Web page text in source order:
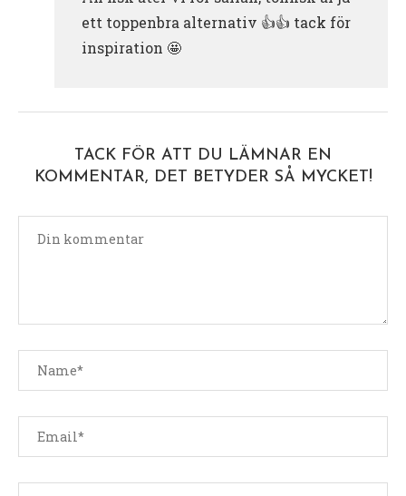
ett toppenbra alternativ 👍👍 tack för
inspiration 🤩
TACK FÖR ATT DU LÄMNAR EN
KOMMENTAR, DET BETYDER SÅ MYCKET!